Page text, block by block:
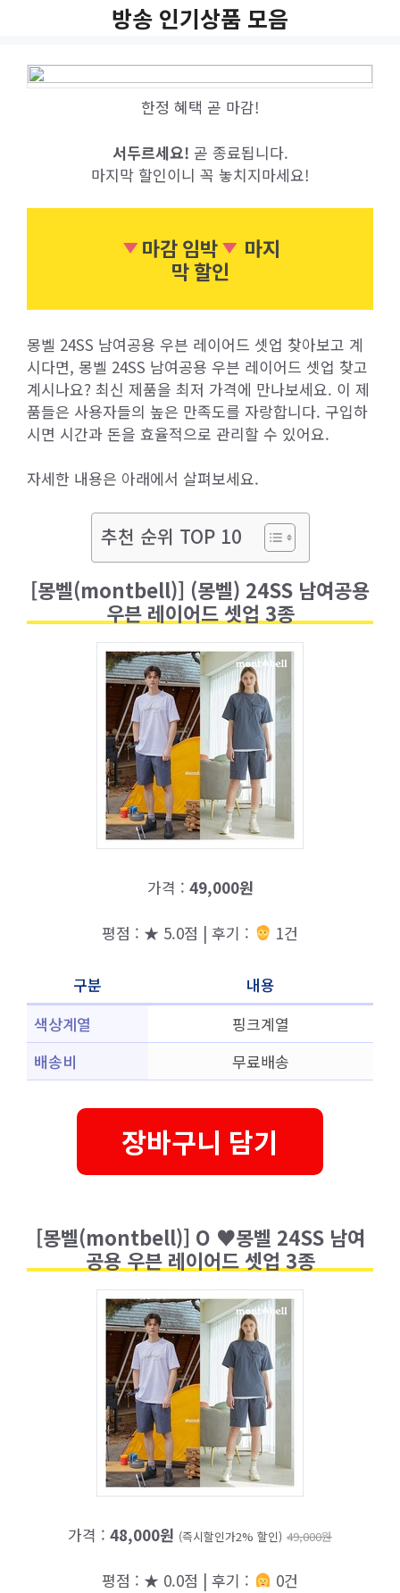
방송 인기상품 모음
한정 혜택 곧 마감!
서두르세요! 곧 종료됩니다.
마지막 할인이니 꼭 놓치지마세요!
마감 임박
마지
막 할인
몽벨 24SS 남여공용 우븐 레이어드 셋업 찾아보고 계
시다면, 몽벨 24SS 남여공용 우븐 레이어드 셋업 찾고
계시나요? 최신 제품을 최저 가격에 만나보세요. 이 제
품들은 사용자들의 높은 만족도를 자랑합니다. 구입하
시면 시간과 돈을 효율적으로 관리할 수 있어요.
자세한 내용은 아래에서 살펴보세요.
추천 순위 TOP 10
[몽벨(montbell)] (몽벨) 24SS 남여공용
우븐 레이어드 셋업 3종
가격 : 49,000원
평점 : ★ 5.0점 | 후기 : 1건
구분
내용
색상계열
핑크계열
배송비
무료배송
장바구니 담기
[몽벨(montbell)] O ♥몽벨 24SS 남여
공용 우븐 레이어드 셋업 3종
가격 : 48,000원 (즉시할인가2% 할인) 49,000원
평점 : ★ 0.0점 | 후기 : 0건